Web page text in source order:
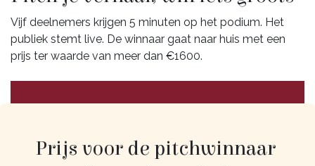
Vijf deelnemers krijgen 5 minuten op het podium. Het
publiek stemt live. De winnaar gaat naar huis met een
prijs ter waarde van meer dan €1600.
Prijs voor de pitchwinnaar